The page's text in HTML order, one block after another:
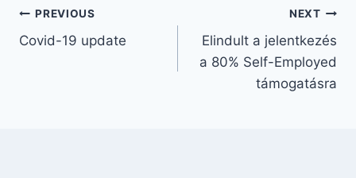
PREVIOUS
Covid-19 update
NEXT
Elindult a jelentkezés
a 80% Self-Employed
támogatásra